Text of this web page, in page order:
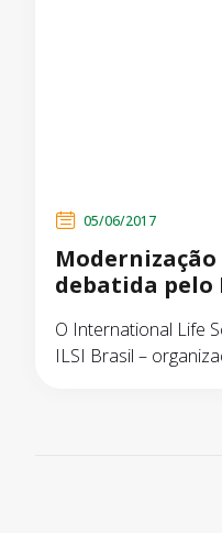
05/06/2017
debatida pelo
O International Life
ILSI Brasil –